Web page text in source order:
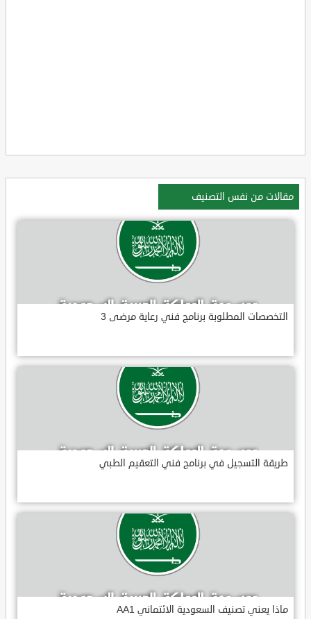
مقالات من نفس التصنيف
التخصصات المطلوبة برنامج فني رعاية مرضى 3
طريقة التسجيل في برنامج فني التعقيم الطبي
ماذا يعني تصنيف السعودية الائتماني AA1